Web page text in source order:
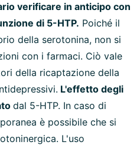
verificare in anticipo con
di 5-HTP. Poiché il
della serotonina, non si
con i farmaci. Ciò vale
della ricaptazione della
L'effetto degli
dal 5-HTP. In caso di
è possibile che si
L'uso